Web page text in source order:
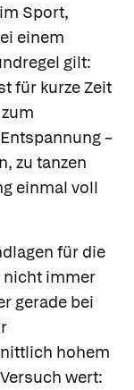
Sport,
einem
gilt:
für kurze Zeit
–
zu tanzen
einmal voll
für die
nicht immer
gerade bei
hohem
wert: